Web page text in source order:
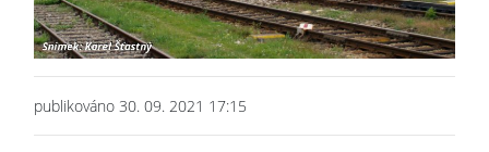
publikováno 30. 09. 2021 17:15